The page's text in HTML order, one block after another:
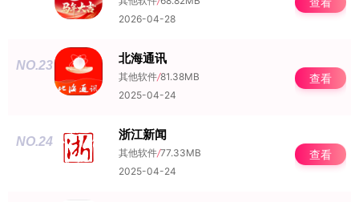
2026-04-28
NO.23 北海通讯
其他软件/81.38MB
2025-04-24
查看
NO.24 浙江新闻
其他软件/77.33MB
2025-04-24
查看